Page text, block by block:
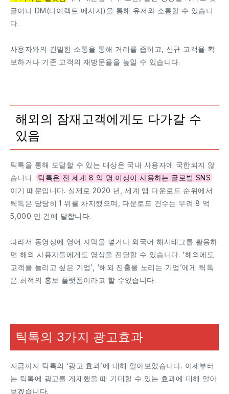
글이나 DM(다이렉트 메시지)을 통해 유저와 소통할 수 있습니
다.
사용자와의 긴밀한 소통을 통해 거리를 좁히고, 신규 고객을 확
보하거나 기존 고객의 재방문율을 높일 수 있습니다.
해외의 잠재고객에게도 다가갈 수
있음
틱톡을 통해 도달할 수 있는 대상은 국내 사용자에 국한되지 않
습니다. 틱톡은 전 세계 8 억 명 이상이 사용하는 글로벌 SNS
이기 때문입니다. 실제로 2020 년, 세계 앱 다운로드 순위에서
틱톡은 당당히 1 위를 차지했으며, 다운로드 건수는 무려 8 억
5,000 만 건에 달합니다.
따라서 동영상에 영어 자막을 넣거나 외국어 해시태그를 활용하
면 해외 사용자들에게도 영상을 전달할 수 있습니다. ‘해외에도
고객을 늘리고 싶은 기업’, ‘해외 진출을 노리는 기업’에게 틱톡
은 최적의 홍보 플랫폼이라고 할 수있습니다.
틱톡의 3가지 광고효과
지금까지 틱톡의 ‘광고 효과’에 대해 알아보았습니다. 이제부터
는 틱톡에 광고를 게재했을 때 기대할 수 있는 효과에 대해 알아
보겠습니다.